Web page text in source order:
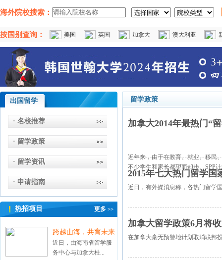
海外院校搜索：
按国别查询： 美国 英国 加拿大 澳大利亚
出国留学
· 名校推荐
· 留学政策
· 留学资讯
· 申请指南
热招项目 更多 >>
跨越山海，共育未来
近日，由海南省留学服
务中心与加拿大杜...
留学政策
加拿大2014年最热门“
近年来，由于在教育、就业、移民
不少学生和家长都望而却步。SPP
2015年七大热门留学国
近日，有外媒消息称，各热门留学
加拿大留学政策6月将
在加拿大毫无预警地计划取消联邦